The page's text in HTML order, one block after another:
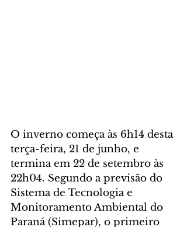
O inverno começa às 6h14 desta
terça-feira, 21 de junho, e
termina em 22 de setembro às
22h04. Segundo a previsão do
Sistema de Tecnologia e
Monitoramento Ambiental do
Paraná (Simepar), o primeiro